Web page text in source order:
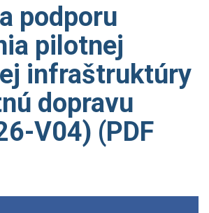
podporu
pilotnej
infraštruktúry
dopravu
V04) (PDF